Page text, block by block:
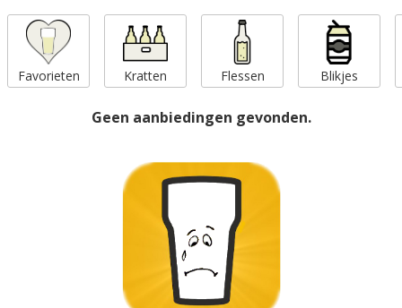
Favorieten Kratten Flessen Blikjes
Geen aanbiedingen gevonden.